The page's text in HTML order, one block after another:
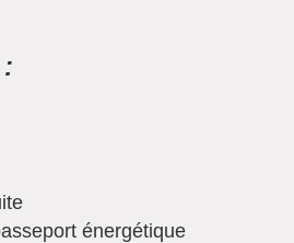
:
énergétique